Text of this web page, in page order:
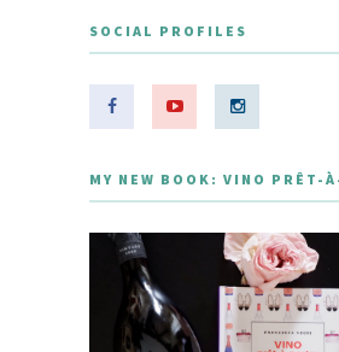
SOCIAL PROFILES
MY NEW BOOK: VINO PRÊT-